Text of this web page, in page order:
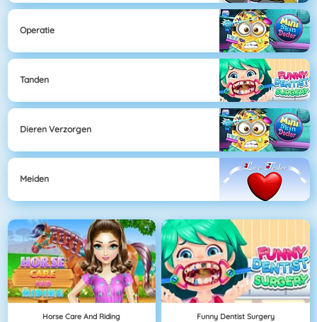
Operatie
Tanden
Dieren Verzorgen
Meiden
Horse Care And Riding Funny Dentist Surgery